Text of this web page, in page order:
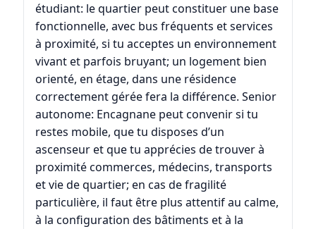
étudiant: le quartier peut constituer une base
fonctionnelle, avec bus fréquents et services
à proximité, si tu acceptes un environnement
vivant et parfois bruyant; un logement bien
orienté, en étage, dans une résidence
correctement gérée fera la différence. Senior
autonome: Encagnane peut convenir si tu
restes mobile, que tu disposes d’un
ascenseur et que tu apprécies de trouver à
proximité commerces, médecins, transports
et vie de quartier; en cas de fragilité
particulière, il faut être plus attentif au calme,
à la configuration des bâtiments et à la